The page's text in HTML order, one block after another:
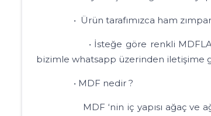
• Ürün tarafımızca ham zımpara
• İsteğe göre renkli MDFLAM
bizimle whatsapp üzerinden iletişime
• MDF nedir ?
MDF ‘nin iç yapısı ağaç